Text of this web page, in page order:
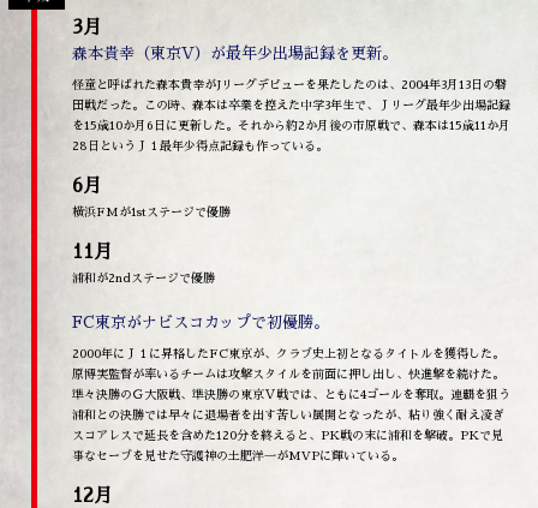
3月
森本貴幸（東京V）が最年少出場記録を更新。
怪童と呼ばれた森本貴幸がJリーグデビューを果たしたのは、2004年3月13日の磐
田戦だった。この時、森本は卒業を控えた中学3年生で、Ｊリーグ最年少出場記録
を15歳10か月6日に更新した。それから約2か月後の市原戦で、森本は15歳11か月
28日というＪ１最年少得点記録も作っている。
6月
横浜FMが1stステージで優勝
11月
浦和が2ndステージで優勝
FC東京がナビスコカップで初優勝。
2000年にＪ１に昇格したFC東京が、クラブ史上初となるタイトルを獲得した。
原博実監督が率いるチームは攻撃スタイルを前面に押し出し、快進撃を続けた。
準々決勝のＧ大阪戦、準決勝の東京Ｖ戦では、ともに4ゴールを奪取。連覇を狙う
浦和との決勝では早々に退場者を出す苦しい展開となったが、粘り強く耐え凌ぎ
スコアレスで延長を含めた120分を終えると、PK戦の末に浦和を撃破。PKで見
事なセーブを見せた守護神の土肥洋一がMVPに輝いている。
12月